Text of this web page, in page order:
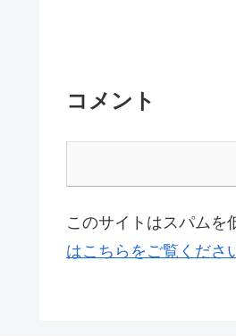
コメント
このサイトはスパムを
はこちらをご覧くださ